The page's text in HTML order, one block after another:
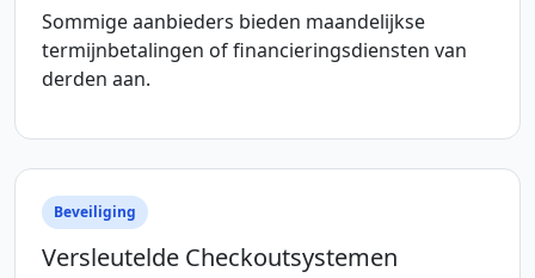
Sommige aanbieders bieden maandelijkse
termijnbetalingen of financieringsdiensten van
derden aan.
Beveiliging
Versleutelde Checkoutsystemen